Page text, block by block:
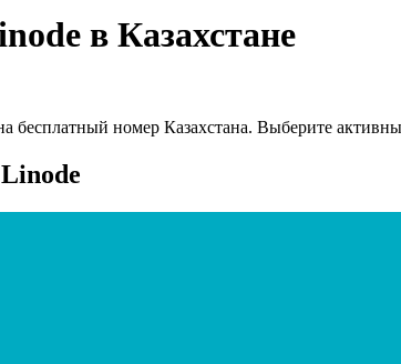
в Казахстане
бесплатный номер Казахстана. Выберите